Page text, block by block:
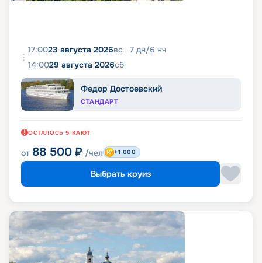
17:0023 августа 2026вс 7 дн/6 нч
14:0029 августа 2026сб
Федор Достоевский
СТАНДАРТ
ОСТАЛОСЬ 5 КАЮТ
от 88 500 ₽ /чел +1 000
Выбрать круиз